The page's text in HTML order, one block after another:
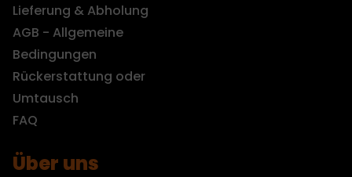
Lieferung & Abholung
AGB - Allgemeine
Bedingungen
Rückerstattung oder
Umtausch
FAQ
Über uns